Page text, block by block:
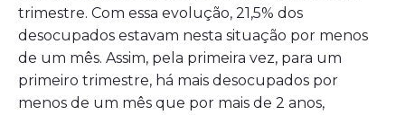
trimestre. Com essa evolução, 21,5% dos
desocupados estavam nesta situação por menos
de um mês. Assim, pela primeira vez, para um
primeiro trimestre, há mais desocupados por
menos de um mês que por mais de 2 anos,